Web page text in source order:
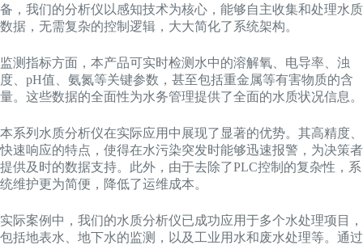
备，我们的分析仪以感知技术为核心，能够自主收集和处理水质
数据，无需复杂的控制逻辑，大大简化了系统架构。
监测指标方面，本产品可实时检测水中的溶解氧、电导率、浊
度、pH值、氨氮等关键参数，甚至包括重金属等有害物质的含
量。这些数据的全面性为水务管理提供了全面的水质状况信息。
本系列水质分析仪在实际应用中展现了显著的优势。其高精度、
快速响应的特点，使得在水污染突发时能够迅速报警，为决策者
提供及时的数据支持。此外，由于去除了PLC控制的复杂性，系
统维护更为简便，降低了运维成本。
实际案例中，我们的水质分析仪已成功应用于多个水处理项目，
包括地表水、地下水的监测，以及工业用水和废水处理等。通过